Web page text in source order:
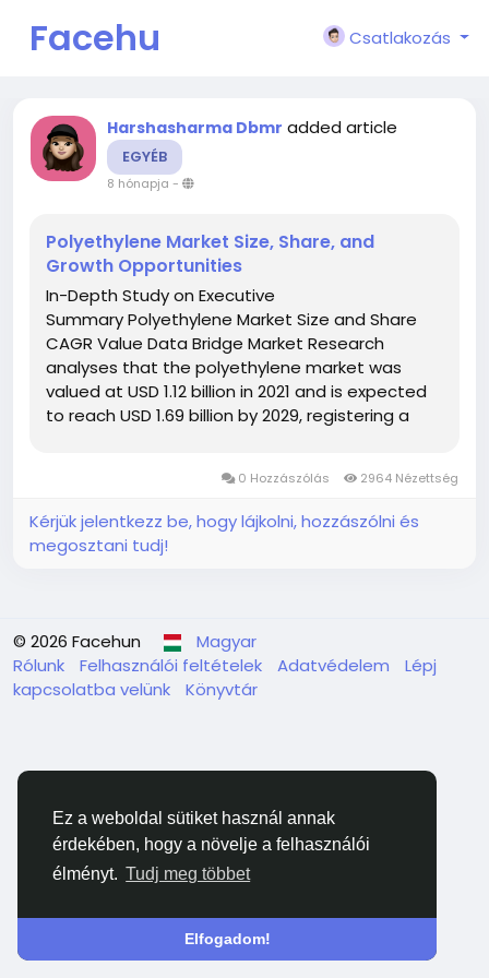
Ez a weboldal sütiket használ annak
érdekében, hogy a növelje a felhasználói
élményt. Tudj meg többet
Elfogadom!
Facehu
n
Csatlakozás
Harshasharma Dbmr added article
EGYÉB
8 hónapja -
Polyethylene Market Size, Share, and
Growth Opportunities
In-Depth Study on Executive
Summary Polyethylene Market Size and Share
CAGR Value Data Bridge Market Research
analyses that the polyethylene market was
valued at USD 1.12 billion in 2021 and is expected
to reach USD 1.69 billion by 2029, registering a
Market business report presents with...
0 Hozzászólás 2964 Nézettség
Kérjük jelentkezz be, hogy lájkolni, hozzászólni és
megosztani tudj!
© 2026 Facehun
Magyar
Rólunk
Felhasználói feltételek Adatvédelem
Lépj
kapcsolatba velünk
Könyvtár